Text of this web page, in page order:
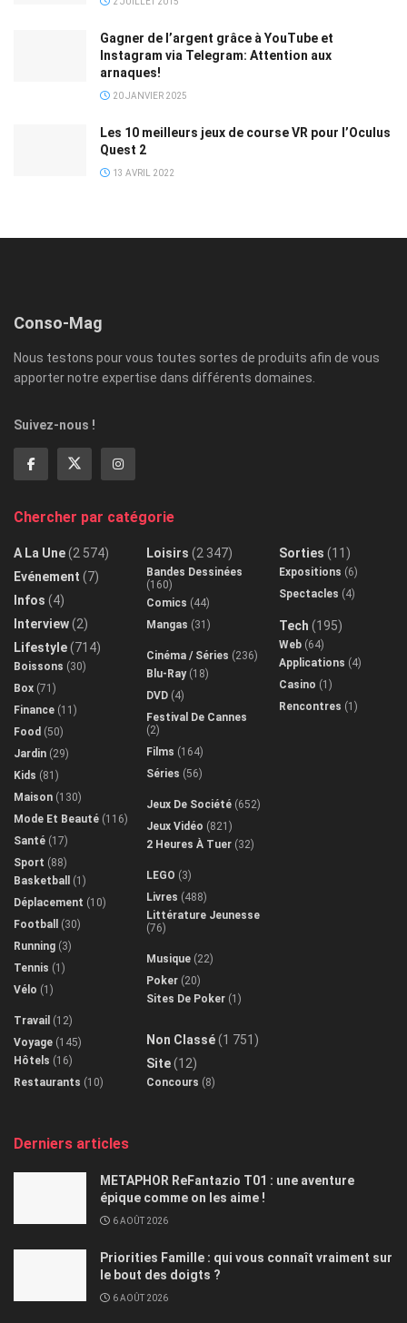
Gagner de l’argent grâce à YouTube et
Instagram via Telegram: Attention aux
arnaques!
20 JANVIER 2025
Les 10 meilleurs jeux de course VR pour l’Oculus
Quest 2
13 AVRIL 2022
Conso-Mag
Nous testons pour vous toutes sortes de produits afin de vous
apporter notre expertise dans différents domaines.
Suivez-nous !
Chercher par catégorie
A La Une(2 574)
Evénement (7)
Infos (4)
Interview(2)
Lifestyle(714)
Boissons (30)
Box (71)
Finance (11)
Food (50)
Jardin (29)
Kids (81)
Maison (130)
Mode Et Beauté (116)
Santé (17)
Sport (88)
Basketball
(1)
Déplacement (10)
Football
(30)
Running (3)
Tennis (1)
Vélo (1)
Travail (12)
Voyage (145)
Hôtels (16)
Restaurants (10)
Loisirs (2 347)
Bandes Dessinées
(160)
Comics (44)
Mangas (31)
Cinéma / Séries (236)
Blu-Ray(18)
DVD (4)
Festival De Cannes
(2)
Films (164)
Séries (56)
Jeux De Société (652)
Jeux Vidéo (821)
2 Heures À Tuer (32)
LEGO (3)
Livres (488)
Littérature Jeunesse
(76)
Musique (22)
Poker (20)
Sites De Poker (1)
Non Classé(1 751)
Site(12)
Concours (8)
Sorties (11)
Expositions (6)
Spectacles (4)
Tech (195)
Web (64)
Applications (4)
Casino (1)
Rencontres (1)
Derniers articles
METAPHOR ReFantazio T01 : une aventure
épique comme on les aime !
6 AOÛT 2026
Priorities Famille : qui vous connaît vraiment sur
le bout des doigts ?
6 AOÛT 2026